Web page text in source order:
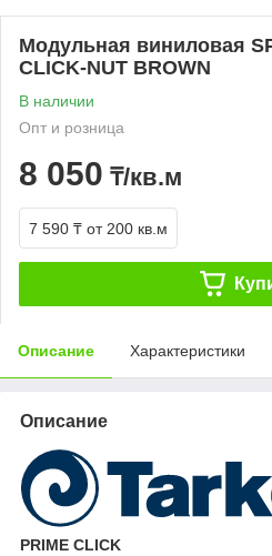
Модульная виниловая
CLICK-NUT BROWN
В наличии
Опт и розница
8 050 ₸/кв.м
7 590 ₸ от 200 кв.м
Описание Характеристики
Описание
PRIME CLICK